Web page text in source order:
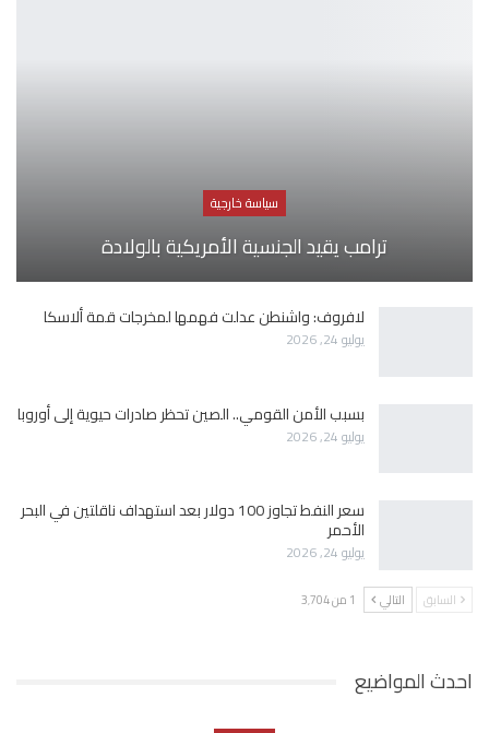
سياسة خارجية
ترامب يقيد الجنسية الأمريكية بالولادة
لافروف: واشنطن عدلت فهمها لمخرجات قمة ألاسكا
يوليو 24, 2026
بسبب الأمن القومي.. الصين تحظر صادرات حيوية إلى أوروبا
يوليو 24, 2026
سعر النفط تجاوز 100 دولار بعد استهداف ناقلتين في البحر
الأحمر
يوليو 24, 2026
السابق التالي 1 من 3٬704
احدث المواضيع